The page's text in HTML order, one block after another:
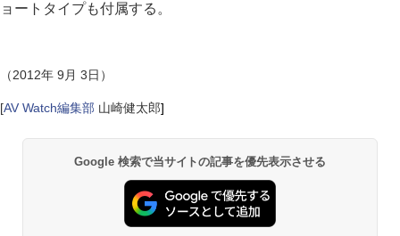
ョートタイプも付属する。
（2012年 9月 3日）
[AV Watch編集部 山崎健太郎]
Google 検索で当サイトの記事を優先表示させる